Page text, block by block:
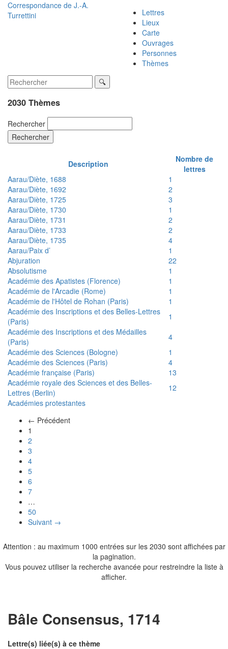
Correspondance de J.-A.
Turrettini
Lettres
Lieux
Carte
Ouvrages
Personnes
Thèmes
2030 Thèmes
Rechercher
Rechercher
Description
Nombre de
lettres
Aarau/Diète, 1688
1
Aarau/Diète, 1692
2
Aarau/Diète, 1725
3
Aarau/Diète, 1730
1
Aarau/Diète, 1731
2
Aarau/Diète, 1733
2
Aarau/Diète, 1735
4
Aarau/Paix d’
1
Abjuration
22
Absolutisme
1
Académie des Apatistes (Florence)
1
Académie de l'Arcadie (Rome)
1
Académie de l'Hôtel de Rohan (Paris)
1
Académie des Inscriptions et des Belles-Lettres
(Paris)
1
Académie des Inscriptions et des Médailles
(Paris)
4
Académie des Sciences (Bologne)
1
Académie des Sciences (Paris)
4
Académie française (Paris)
13
Académie royale des Sciences et des Belles-
Lettres (Berlin)
12
Académies protestantes
← Précédent
1
2
3
4
5
6
7
…
50
Suivant →
Attention : au maximum 1000 entrées sur les 2030 sont affichées par
la pagination.
Vous pouvez utiliser la recherche avancée pour restreindre la liste à
afficher.
Bâle Consensus, 1714
Lettre(s) liée(s) à ce thème